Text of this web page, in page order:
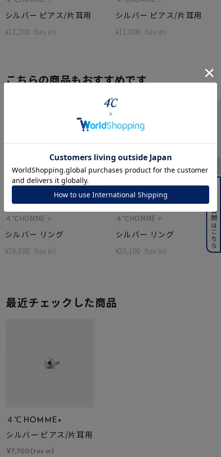
シルバー ピアス/片耳用
¥13,200
シルバー ピアス/片耳用
¥11,000
こちらの商品もおすすめです
４℃HOMME＋
シルバー リング
¥19,800
４℃HOMME＋
シルバー リング
¥23,100
最近チェックした商品
４℃ HOMME+
シルバー ピアス/片耳用
¥7,700(tax in)
よくある質問はこちら